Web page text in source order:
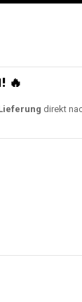
🔥
direkt